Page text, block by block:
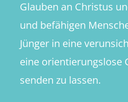
Glauben an Christus
und befähigen
Jünger in eine
eine orientierungslose
senden zu lassen.